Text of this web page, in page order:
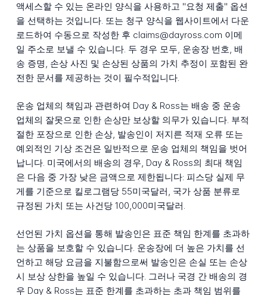
액세스할 수 있는 온라인 양식을 사용하고 "요청 제출" 옵션
을 선택하는 것입니다. 또는 청구 양식을 웹사이트에서 다운
로드하여 수동으로 작성한 후 claims@dayross.com 이메
일 주소로 보낼 수 있습니다. 두 경우 모두, 운송장 번호, 배
송 증명, 손상 사진 및 손상된 상품의 가치 추정이 포함된 완
전한 문서를 제공하는 것이 필수적입니다.
운송 업체의 책임과 관련하여 Day & Ross는 배송 중 운송
업체의 잘못으로 인한 손상만 보상할 의무가 있습니다. 부적
절한 포장으로 인한 손상, 발송인이 저지른 적재 오류 또는
예외적인 기상 조건은 일반적으로 운송 업체의 책임을 벗어
납니다. 미국에서의 배송의 경우, Day & Ross의 최대 책임
은 다음 중 가장 낮은 금액으로 제한됩니다: 피스당 실제 무
게를 기준으로 킬로그램당 55미국달러, 국가 상품 분류로
규정된 가치 또는 사건당 100,000미국달러.
선언된 가치 옵션을 통해 발송인은 표준 책임 한계를 초과하
는 상품을 보호할 수 있습니다. 운송장에 더 높은 가치를 선
언하고 해당 요금을 지불함으로써 발송인은 손실 또는 손상
시 보상 상한을 높일 수 있습니다. 그러나 국경 간 배송의 경
우 Day & Ross는 표준 한계를 초과하는 초과 책임 범위를